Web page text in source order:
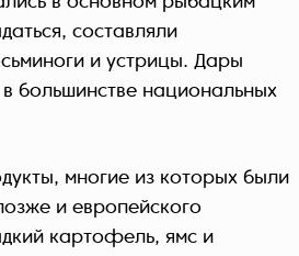
составляли
и устрицы. Дары
большинстве национальных
многие из которых были
и европейского
картофель, ямс и